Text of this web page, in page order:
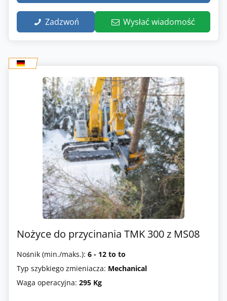
Zadzwoń Wysłać wiadomość
Nożyce do przycinania TMK 300 z MS08
Nośnik (min./maks.): 6 - 12 to to
Typ szybkiego zmieniacza: Mechanical
Waga operacyjna: 295 Kg